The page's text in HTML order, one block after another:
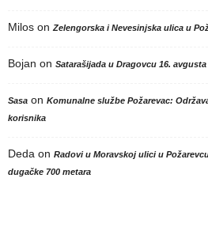
Milos on Zelengorska i Nevesinjska ulica u
Bojan on Satarašijada u Dragovcu 16. avgusta
Sasa on Komunalne službe Požarevac:
korisnika
Deda on Radovi u Moravskoj ulici u
dugačke 700 metara